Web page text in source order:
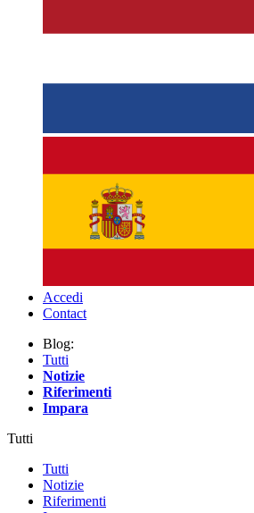
Accedi
Contact
Blog:
Tutti
Notizie
Riferimenti
Impara
Tutti
Tutti
Notizie
Riferimenti